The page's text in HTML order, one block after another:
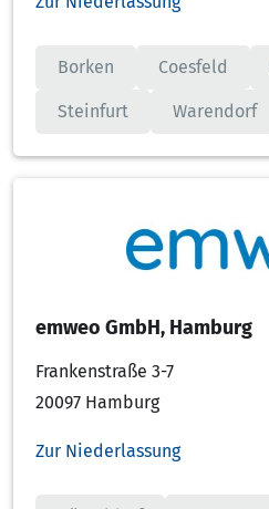
Borken Coesfeld
Steinfurt Warendorf
emweo GmbH, Hamburg
Frankenstraße 3-7
20097 Hamburg
Zur Niederlassung